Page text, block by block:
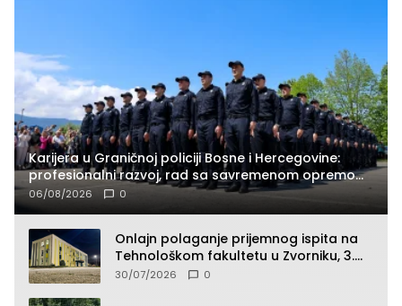
Karijera u Graničnoj policiji Bosne i Hercegovine:
profesionalni razvoj, rad sa savremenom opremom
i služba građanima
06/08/2026 0
Onlajn polaganje prijemnog ispita na
Tehnološkom fakultetu u Zvorniku, 3.
septembra u 9.00 časova
30/07/2026 0